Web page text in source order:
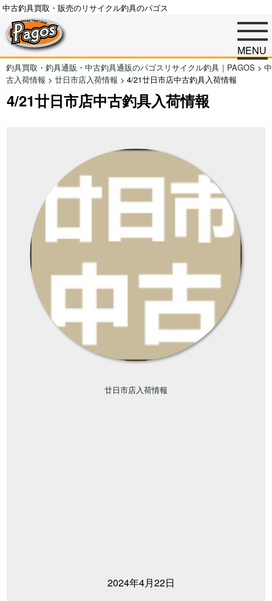
中古釣具買取・販売のリサイクル釣具のパゴス
MENU
釣具買取・釣具通販・中古釣具通販のパゴスリサイクル釣具｜PAGOS > 中
古入荷情報 > 廿日市店入荷情報 > 4/21廿日市店中古釣具入荷情報
4/21廿日市店中古釣具入荷情報
廿日市店入荷情報
2024年4月22日